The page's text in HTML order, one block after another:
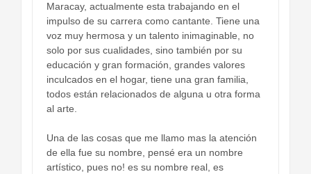
Maracay, actualmente esta trabajando en el
impulso de su carrera como cantante. Tiene una
voz muy hermosa y un talento inimaginable, no
solo por sus cualidades, sino también por su
educación y gran formación, grandes valores
inculcados en el hogar, tiene una gran familia,
todos están relacionados de alguna u otra forma
al arte.
Una de las cosas que me llamo mas la atención
de ella fue su nombre, pensé era un nombre
artístico, pues no! es su nombre real, es